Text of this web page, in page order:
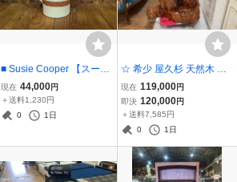
■ Susie Cooper 【スージ
ークーパー】Tyrol チロル
コーヒーポット ケストレ
ルシェイプシリーズ■
現在 44,000円
＋送料1,230円
0
1日
☆ 希少 屋久杉 天然木 オ
ブジェ【店頭引取か家財
便発送】☆
現在 119,000円
即決 120,000円
＋送料7,585円
0
1日